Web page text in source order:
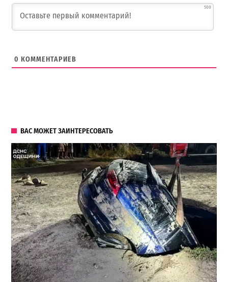
500
0 КОММЕНТАРИЕВ
ВАС МОЖЕТ ЗАИНТЕРЕСОВАТЬ